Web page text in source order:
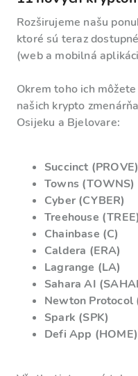
Rozširujeme našu
ktoré sú teraz
(web a mobilná
Okrem toho ich
našich krypto
Osijeku a Bjelovare:
Succinct (PROVE)
Towns (TOWNS)
Cyber (CYBER)
Treehouse (TREE)
Chainbase (C)
Caldera (ERA)
Lagrange (LA)
Sahara AI
Newton Protocol
Spark (SPK)
Defi App (HOME)